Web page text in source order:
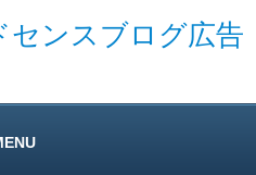
センスブログ広告